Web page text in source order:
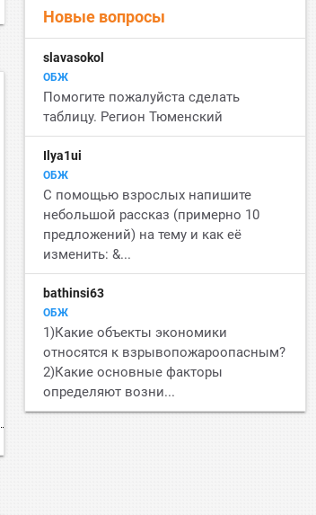
Новые вопросы
slavasokol
ОБЖ
Помогите пожалуйста сделать
таблицу. Регион Тюменский
Ilya1ui
ОБЖ
С помощью взрослых напишите
небольшой рассказ (примерно 10
предложений) на тему и как её
изменить: &...
bathinsi63
ОБЖ
1)Какие объекты экономики
относятся к взрывопожароопасным?
2)Какие основные факторы
определяют возни...